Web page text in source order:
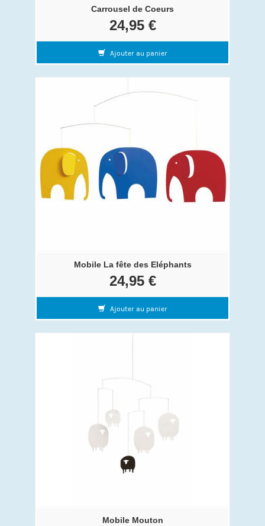
Carrousel de Coeurs
24,95 €
Ajouter au panier
Mobile La fête des Eléphants
24,95 €
Ajouter au panier
Mobile Mouton